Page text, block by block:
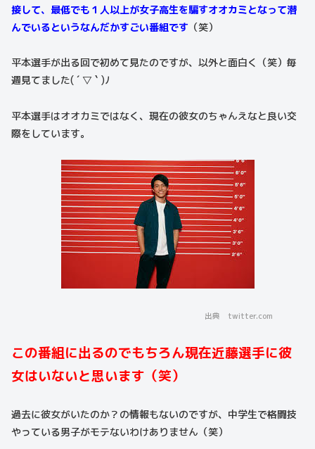
接して、最低でも１人以上が女子高生を騙すオオカミとなって潜
んでいるというなんだかすごい番組です （笑）
平本選手が出る回で初めて見たのですが、以外と面白く（笑）毎
週見てました( ´ ▽ ` )ﾉ
平本選手はオオカミではなく、現在の彼女のちゃんえなと良い交
際をしています。
出典 twitter.com
この番組に出るのでもちろん現在近藤選手に彼
女はいないと思います（笑）
過去に彼女がいたのか？の情報もないのですが、中学生で格闘技
やっている男子がモテないわけありません（笑）